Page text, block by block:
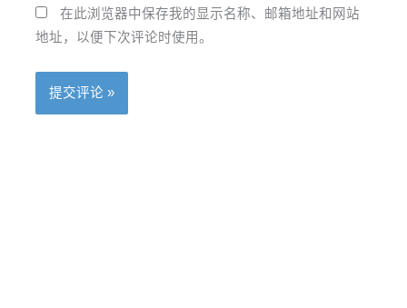
在此浏览器中保存我的显示名称、邮箱地址和网站
地址，以便下次评论时使用。